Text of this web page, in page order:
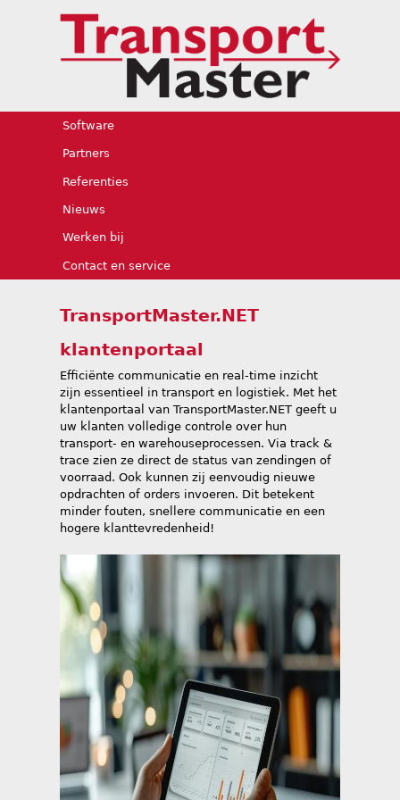
Software
Partners
Referenties
Nieuws
Werken bij
Contact en service
TransportMaster.NET
klantenportaal
Efficiënte communicatie en real-time inzicht
zijn essentieel in transport en logistiek. Met het
klantenportaal van TransportMaster.NET geeft u
uw klanten volledige controle over hun
transport- en warehouseprocessen. Via track &
trace zien ze direct de status van zendingen of
voorraad. Ook kunnen zij eenvoudig nieuwe
opdrachten of orders invoeren. Dit betekent
minder fouten, snellere communicatie en een
hogere klanttevredenheid!